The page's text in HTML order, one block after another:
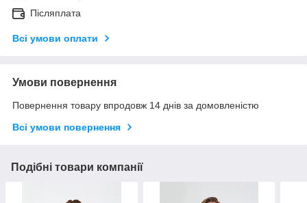
Післяплата
Всі умови оплати
Умови повернення
Повернення товару впродовж 14 днів за домовленістю
Всі умови повернення
Подібні товари компанії